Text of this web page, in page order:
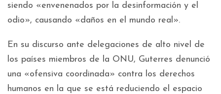
siendo «envenenados por la desinformación y el
odio», causando «daños en el mundo real».
En su discurso ante delegaciones de alto nivel de
los países miembros de la ONU, Guterres denunció
una «ofensiva coordinada» contra los derechos
humanos en la que se está reduciendo el espacio